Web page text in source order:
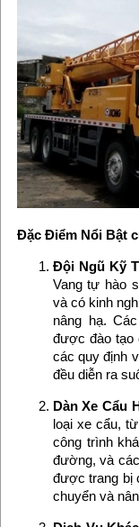
Đặc Điểm Nổi Bật
Đội Ngũ Kỹ
Vang tự hào
và có kinh
nâng hạ.
được đào tạo
các quy định
đều diễn ra
Dàn Xe Cẩu
loại xe cẩu,
công trình
đường, và
được trang bị
chuyển và